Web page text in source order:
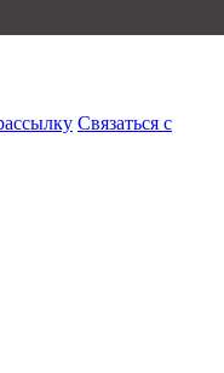
Связаться с